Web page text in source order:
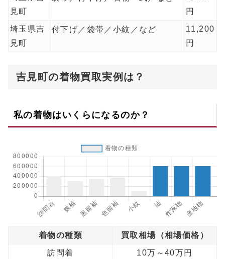
見町
円
埼玉県吉
見町
付下げ／袋帯／小紋／など
11,200
円
吉見町の着物買取実例は？
私の着物はいくらになるのか？
着物の種類 買取相場（相場価格）
訪問着 10万～40万円